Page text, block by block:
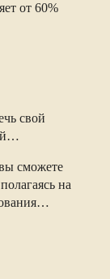
от 60%
свой
сможете
на